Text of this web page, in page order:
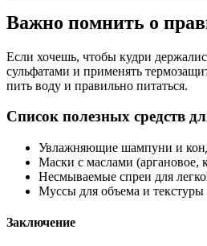
Важно помнить о
Если хочешь, чтобы кудри
сульфатами и применять
пить воду и правильно питаться.
Список полезных средств
Увлажняющие шампуни и
Маски с маслами (аргановое,
Несмываемые спреи для
Муссы для объема и текстуры
Заключение